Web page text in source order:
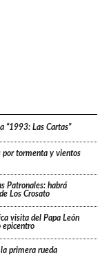
“1993: Las Cartas”
por tormenta y vientos
Patronales: habrá
Los Crosato
visita del Papa León
epicentro
primera rueda